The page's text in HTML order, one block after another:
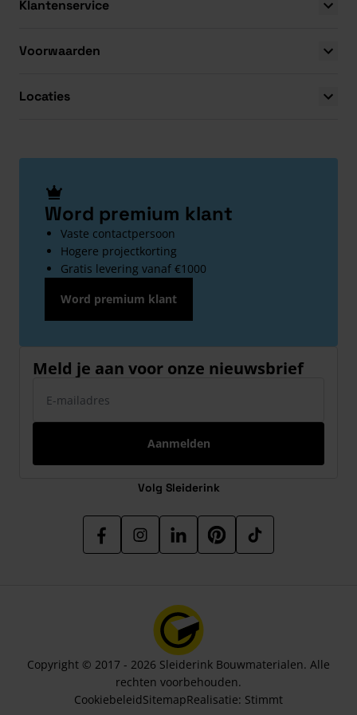
Klantenservice
Voorwaarden
Locaties
Word premium klant
Vaste contactpersoon
Hogere projectkorting
Gratis levering vanaf €1000
Word premium klant
Meld je aan voor onze nieuwsbrief
Aanmelden
Volg Sleiderink
Copyright © 2017 - 2026 Sleiderink Bouwmaterialen. Alle
rechten voorbehouden.
CookiebeleidSitemapRealisatie: Stimmt